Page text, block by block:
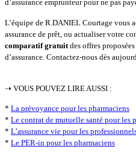
d’assurance emprunteur pour ne pas
L’équipe de R.DANIEL Courtage vous
assurance de prêt, ou actualiser votre
comparatif gratuitdes offres
d’assurance. Contactez-nous dès
⇢ VOUS POUVEZ LIRE AUSSI :
* La prévoyance pour les pharmaciens
* Le contrat de mutuelle santé pour les
* L’assurance vie pour les
* Le PER-in pour les pharmaciens